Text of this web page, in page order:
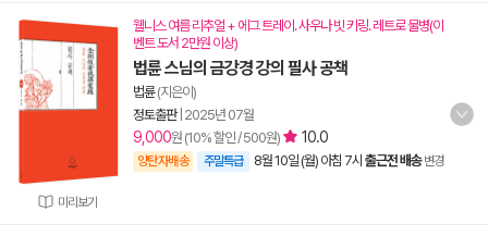
미리보기
웰니스 여름 리추얼 + 에그 트레이. 사우나 빗 키링. 레트로 물병(이
벤트 도서 2만원 이상)
법륜 스님의 금강경 강의 필사 공책
법륜(지은이)
정토출판| 2025년 07월
9,000원 (10% 할인 / 500원) 10.0
양탄자배송 주말특급 8월 10일 (월) 아침 7시 출근전 배송 변경